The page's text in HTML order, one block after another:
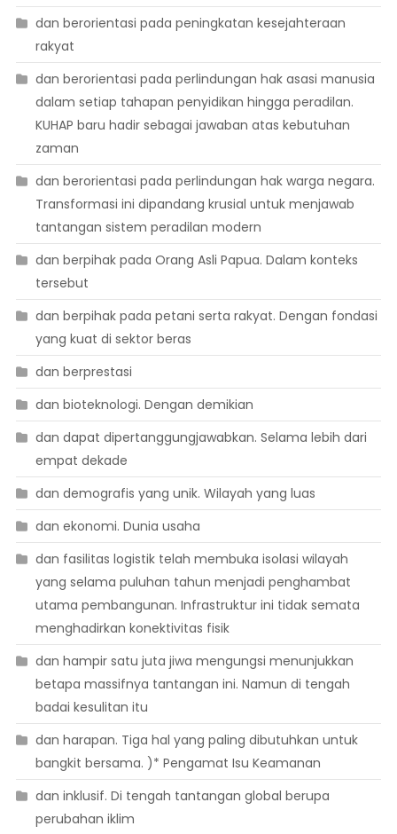
dan berorientasi pada peningkatan kesejahteraan
rakyat
dan berorientasi pada perlindungan hak asasi manusia
dalam setiap tahapan penyidikan hingga peradilan.
KUHAP baru hadir sebagai jawaban atas kebutuhan
zaman
dan berorientasi pada perlindungan hak warga negara.
Transformasi ini dipandang krusial untuk menjawab
tantangan sistem peradilan modern
dan berpihak pada Orang Asli Papua. Dalam konteks
tersebut
dan berpihak pada petani serta rakyat. Dengan fondasi
yang kuat di sektor beras
dan berprestasi
dan bioteknologi. Dengan demikian
dan dapat dipertanggungjawabkan. Selama lebih dari
empat dekade
dan demografis yang unik. Wilayah yang luas
dan ekonomi. Dunia usaha
dan fasilitas logistik telah membuka isolasi wilayah
yang selama puluhan tahun menjadi penghambat
utama pembangunan. Infrastruktur ini tidak semata
menghadirkan konektivitas fisik
dan hampir satu juta jiwa mengungsi menunjukkan
betapa massifnya tantangan ini. Namun di tengah
badai kesulitan itu
dan harapan. Tiga hal yang paling dibutuhkan untuk
bangkit bersama. )* Pengamat Isu Keamanan
dan inklusif. Di tengah tantangan global berupa
perubahan iklim